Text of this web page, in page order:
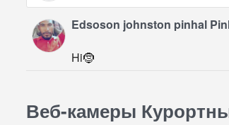
Edsoson johnston pinhal
Hi🤶
Веб-камеры